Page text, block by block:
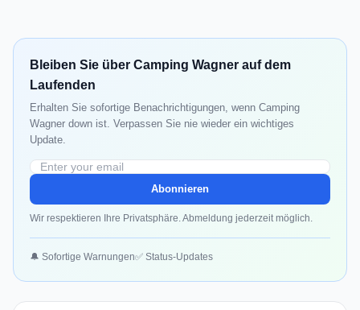
Bleiben Sie über Camping Wagner auf dem
Laufenden
Erhalten Sie sofortige Benachrichtigungen, wenn Camping
Wagner down ist. Verpassen Sie nie wieder ein wichtiges
Update.
Abonnieren
Wir respektieren Ihre Privatsphäre. Abmeldung jederzeit möglich.
🔔 Sofortige Warnungen✅ Status-Updates